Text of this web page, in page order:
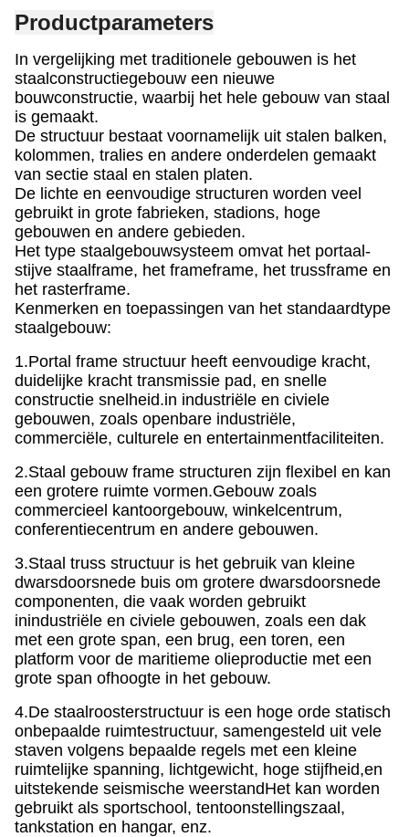
Productparameters
In vergelijking met traditionele gebouwen is het
staalconstructiegebouw een nieuwe
bouwconstructie, waarbij het hele gebouw van staal
is gemaakt.
De structuur bestaat voornamelijk uit stalen balken,
kolommen, tralies en andere onderdelen gemaakt
van sectie staal en stalen platen.
De lichte en eenvoudige structuren worden veel
gebruikt in grote fabrieken, stadions, hoge
gebouwen en andere gebieden.
Het type staalgebouwsysteem omvat het portaal-
stijve staalframe, het frameframe, het trussframe en
het rasterframe.
Kenmerken en toepassingen van het standaardtype
staalgebouw:
1.Portal frame structuur heeft eenvoudige kracht,
duidelijke kracht transmissie pad, en snelle
constructie snelheid.in industriële en civiele
gebouwen, zoals openbare industriële,
commerciële, culturele en entertainmentfaciliteiten.
2.Staal gebouw frame structuren zijn flexibel en kan
een grotere ruimte vormen.Gebouw zoals
commercieel kantoorgebouw, winkelcentrum,
conferentiecentrum en andere gebouwen.
3.Staal truss structuur is het gebruik van kleine
dwarsdoorsnede buis om grotere dwarsdoorsnede
componenten, die vaak worden gebruikt
inindustriële en civiele gebouwen, zoals een dak
met een grote span, een brug, een toren, een
platform voor de maritieme olieproductie met een
grote span ofhoogte in het gebouw.
4.De staalroosterstructuur is een hoge orde statisch
onbepaalde ruimtestructuur, samengesteld uit vele
staven volgens bepaalde regels met een kleine
ruimtelijke spanning, lichtgewicht, hoge stijfheid,en
uitstekende seismische weerstandHet kan worden
gebruikt als sportschool, tentoonstellingszaal,
tankstation en hangar, enz.